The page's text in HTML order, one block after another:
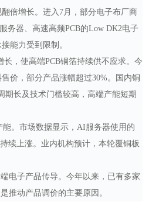
倍增长。进入 7月，部分电子布厂商
务器、高速高频PCB的Low DK2电子
能力受到限制。
，使高端PCB铜箔持续供不应求。今
价，部分产品涨幅超过30%。国内铜
期长及技术门槛较高，高端产能短期
。市场数据显示，AI服务器使用的
续上涨。业内机构预计，本轮覆铜板
电子产品传导。今年以来，已有多家
推动产品调价的主要原因。